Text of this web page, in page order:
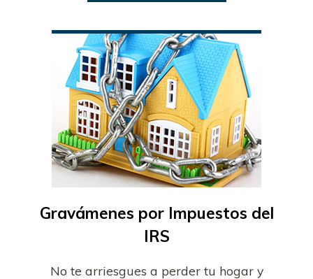
Gravámenes por Impuestos del
IRS
No te arriesgues a perder tu hogar y